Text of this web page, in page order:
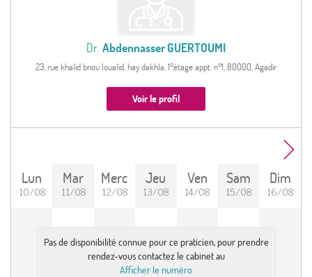
Dr. Abdennasser GUERTOUMI
23, rue khalid bnou loualid, hay dakhla, 1°étage appt. n°1, 80000, Agadir
Voir le profil
Lun
10/08
Mar
11/08
Merc
12/08
Jeu
13/08
Ven
14/08
Sam
15/08
Dim
16/08
Pas de disponibilité connue pour ce praticien, pour prendre
rendez-vous contactez le cabinet au
Afficher le numéro